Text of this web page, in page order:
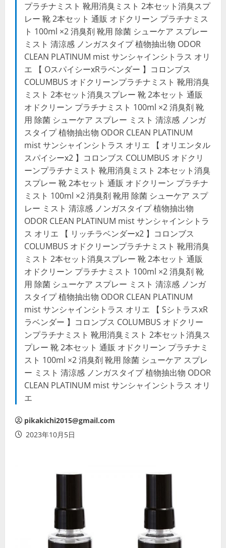
プラチナミスト 靴用消臭ミスト 2本セット消臭スプ
レー 靴 2本セット 通販 オドクリーン プラチナミス
ト 100ml ×2 消臭剤 靴用 除菌 シューケア スプレー
ミスト 清涼感 ノンガスタイプ 植物抽出物 ODOR
CLEAN PLATINUM mist サンシャインシトラス オリ
エ 【 OスパイシーxRラベンダー 】コロンブス
COLUMBUS オドクリーンプラチナミスト 靴用消臭
ミスト 2本セット消臭スプレー 靴 2本セット 通販
オドクリーン プラチナミスト 100ml ×2 消臭剤 靴
用 除菌 シューケア スプレー ミスト 清涼感 ノンガ
スタイプ 植物抽出物 ODOR CLEAN PLATINUM
mist サンシャインシトラス オリエ 【 オリエンタル
スパイシーx2 】コロンブス COLUMBUS オドクリ
ーンプラチナミスト 靴用消臭ミスト 2本セット消臭
スプレー 靴 2本セット 通販 オドクリーン プラチナ
ミスト 100ml ×2 消臭剤 靴用 除菌 シューケア スプ
レー ミスト 清涼感 ノンガスタイプ 植物抽出物
ODOR CLEAN PLATINUM mist サンシャインシトラ
ス オリエ 【 リッチラベンダーx2 】コロンブス
COLUMBUS オドクリーンプラチナミスト 靴用消臭
ミスト 2本セット消臭スプレー 靴 2本セット 通販
オドクリーン プラチナミスト 100ml ×2 消臭剤 靴
用 除菌 シューケア スプレー ミスト 清涼感 ノンガ
スタイプ 植物抽出物 ODOR CLEAN PLATINUM
mist サンシャインシトラス オリエ 【 SシトラスxR
ラベンダー 】コロンブス COLUMBUS オドクリー
ンプラチナミスト 靴用消臭ミスト 2本セット消臭ス
プレー 靴 2本セット 通販 オドクリーン プラチナミ
スト 100ml ×2 消臭剤 靴用 除菌 シューケア スプレ
ー ミスト 清涼感 ノンガスタイプ 植物抽出物 ODOR
CLEAN PLATINUM mist サンシャインシトラス オリ
エ
pikakichi2015@gmail.com
2023年10月5日